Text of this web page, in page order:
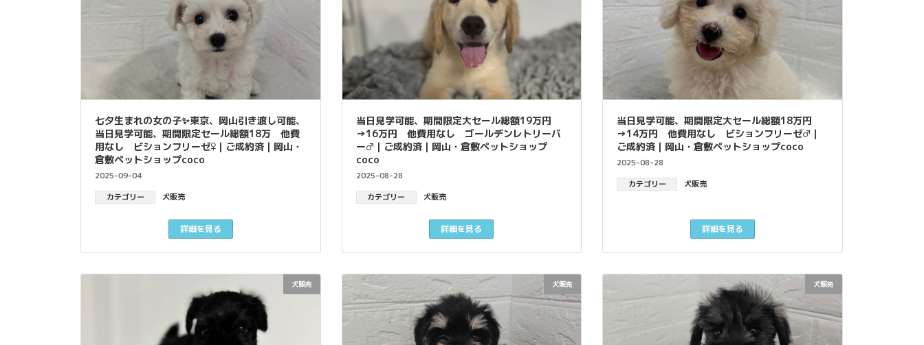
七夕生まれの女の子✨東京、岡山引き渡し可能、
当日見学可能、期間限定セール総額18万 他費
用なし ビションフリーゼ♀｜ご成約済｜岡山・
倉敷ペットショップcoco
2025-09-04
カテゴリー
犬販売
詳細を見る
当日見学可能、期間限定大セール総額19万円
→16万円 他費用なし ゴールデンレトリーバ
ー♂｜ご成約済｜岡山・倉敷ペットショップ
coco
2025-08-28
カテゴリー
犬販売
詳細を見る
当日見学可能、期間限定大セール総額18万円
→14万円 他費用なし ビションフリーゼ♂｜
ご成約済｜岡山・倉敷ペットショップcoco
2025-08-28
カテゴリー
犬販売
詳細を見る
犬販売 犬販売 犬販売